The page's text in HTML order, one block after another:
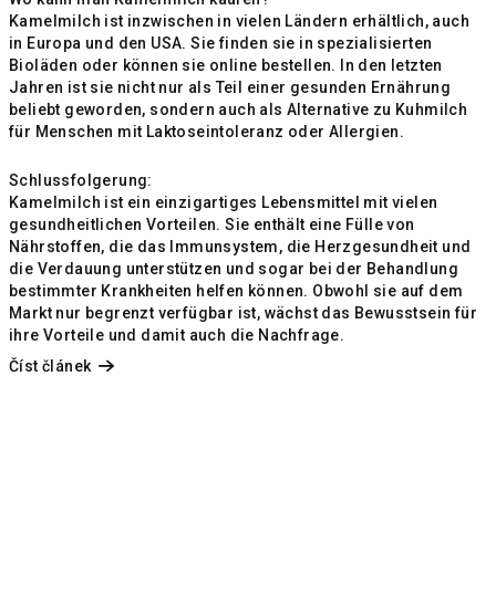
Kamelmilch ist inzwischen in vielen Ländern erhältlich, auch
in Europa und den USA. Sie finden sie in spezialisierten
Bioläden oder können sie online bestellen. In den letzten
Jahren ist sie nicht nur als Teil einer gesunden Ernährung
beliebt geworden, sondern auch als Alternative zu Kuhmilch
für Menschen mit Laktoseintoleranz oder Allergien.
Schlussfolgerung:
Kamelmilch ist ein einzigartiges Lebensmittel mit vielen
gesundheitlichen Vorteilen. Sie enthält eine Fülle von
Nährstoffen, die das Immunsystem, die Herzgesundheit und
die Verdauung unterstützen und sogar bei der Behandlung
bestimmter Krankheiten helfen können. Obwohl sie auf dem
Markt nur begrenzt verfügbar ist, wächst das Bewusstsein für
ihre Vorteile und damit auch die Nachfrage.
Číst článek